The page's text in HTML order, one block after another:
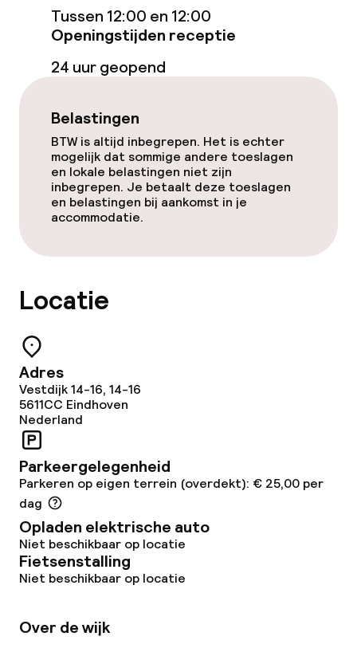
Eet- en drinkdiensten
Ontbijtbuffet
Dieetopties
Speciale dieetopties
Schoonmaakvoorzieningen
Vergaderruimte
Beleid
Overal rookvrij
Grote huisdieren toegestaan (meer
dan 5 kg)
Tussen 12:00 en 12:00
Openingstijden receptie
24 uur geopend
Belastingen
BTW is altijd inbegrepen. Het is echter
mogelijk dat sommige andere toeslagen
en lokale belastingen niet zijn
inbegrepen. Je betaalt deze toeslagen
en belastingen bij aankomst in je
accommodatie.
Locatie
Adres
Vestdijk 14-16, 14-16
5611CC Eindhoven
Nederland
Parkeergelegenheid
Parkeren op eigen terrein (overdekt): € 25,00 per
dag
Opladen elektrische auto
Niet beschikbaar op locatie
Fietsenstalling
Niet beschikbaar op locatie
Over de wijk